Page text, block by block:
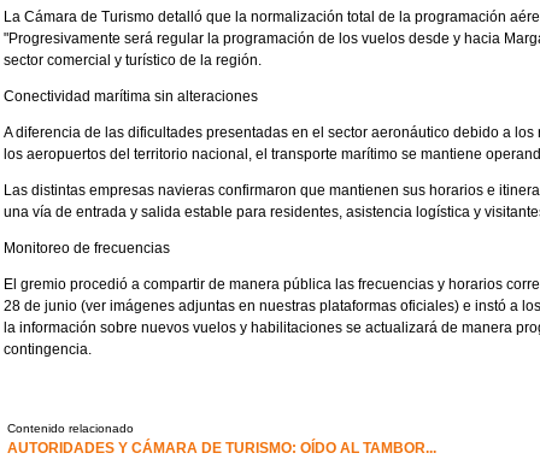
La Cámara de Turismo detalló que la normalización total de la programación
"Progresivamente será regular la programación de los vuelos desde y hacia
sector comercial y turístico de la región.
Conectividad marítima sin alteraciones
A diferencia de las dificultades presentadas en el sector aeronáutico debido a
los aeropuertos del territorio nacional, el transporte marítimo se mantiene
Las distintas empresas navieras confirmaron que mantienen sus horarios e
una vía de entrada y salida estable para residentes, asistencia logística y
Monitoreo de frecuencias
El gremio procedió a compartir de manera pública las frecuencias y horarios
28 de junio (ver imágenes adjuntas en nuestras plataformas oficiales) e instó a
la información sobre nuevos vuelos y habilitaciones se actualizará de manera
contingencia.
Contenido relacionado
AUTORIDADES Y CÁMARA DE TURISMO: OÍDO AL TAMBOR...